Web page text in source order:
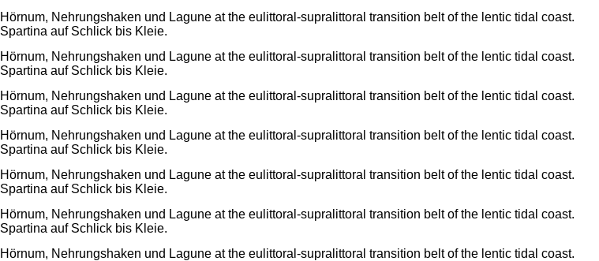
Hörnum, Nehrungshaken und Lagune at the eulittoral-supralittoral transition belt of the lentic tidal coast.
Spartina auf Schlick bis Kleie.
Hörnum, Nehrungshaken und Lagune at the eulittoral-supralittoral transition belt of the lentic tidal coast.
Spartina auf Schlick bis Kleie.
Hörnum, Nehrungshaken und Lagune at the eulittoral-supralittoral transition belt of the lentic tidal coast.
Spartina auf Schlick bis Kleie.
Hörnum, Nehrungshaken und Lagune at the eulittoral-supralittoral transition belt of the lentic tidal coast.
Spartina auf Schlick bis Kleie.
Hörnum, Nehrungshaken und Lagune at the eulittoral-supralittoral transition belt of the lentic tidal coast.
Spartina auf Schlick bis Kleie.
Hörnum, Nehrungshaken und Lagune at the eulittoral-supralittoral transition belt of the lentic tidal coast.
Spartina auf Schlick bis Kleie.
Hörnum, Nehrungshaken und Lagune at the eulittoral-supralittoral transition belt of the lentic tidal coast.